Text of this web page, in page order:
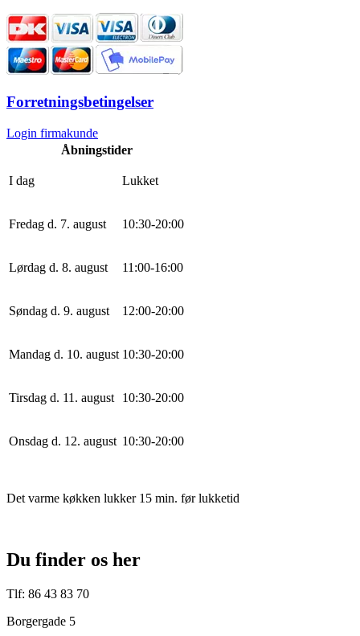
Forretningsbetingelser
Login firmakunde
Åbningstider
I dag Lukket
Fredag d. 7. august 10:30-20:00
Lørdag d. 8. august 11 :00-16:00
Søndag d. 9. august 12:00-20:00
Mandag d. 10. august 10:30-20:00
Tirsdag d. 11. august 10:30-20:00
Onsdag d. 12. august 10:30-20:00
Det varme køkken lukker 15 min. før lukketid
Du finder os her
Tlf: 86 43 83 70
Borgergade 5